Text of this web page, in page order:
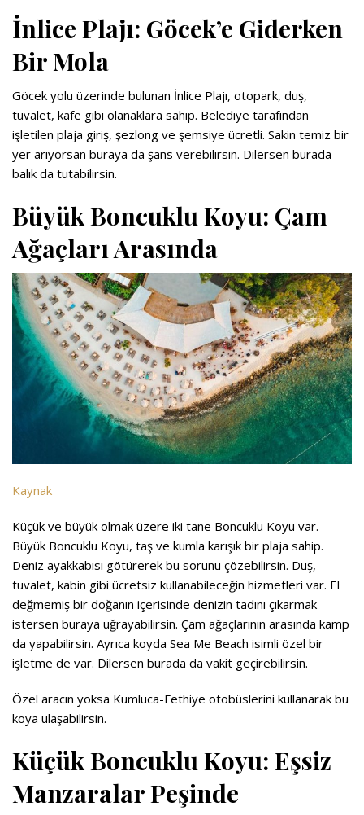
İnlice Plajı: Göcek’e Giderken
Bir Mola
Göcek yolu üzerinde bulunan İnlice Plajı, otopark, duş,
tuvalet, kafe gibi olanaklara sahip. Belediye tarafından
işletilen plaja giriş, şezlong ve şemsiye ücretli. Sakin temiz bir
yer arıyorsan buraya da şans verebilirsin. Dilersen burada
balık da tutabilirsin.
Büyük Boncuklu Koyu: Çam
Ağaçları Arasında
Kaynak
Küçük ve büyük olmak üzere iki tane Boncuklu Koyu var.
Büyük Boncuklu Koyu, taş ve kumla karışık bir plaja sahip.
Deniz ayakkabısı götürerek bu sorunu çözebilirsin. Duş,
tuvalet, kabin gibi ücretsiz kullanabileceğin hizmetleri var. El
değmemiş bir doğanın içerisinde denizin tadını çıkarmak
istersen buraya uğrayabilirsin. Çam ağaçlarının arasında kamp
da yapabilirsin. Ayrıca koyda Sea Me Beach isimli özel bir
işletme de var. Dilersen burada da vakit geçirebilirsin.
Özel aracın yoksa Kumluca-Fethiye otobüslerini kullanarak bu
koya ulaşabilirsin.
Küçük Boncuklu Koyu: Eşsiz
Manzaralar Peşinde